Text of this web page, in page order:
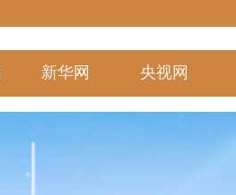
央视网
新华网